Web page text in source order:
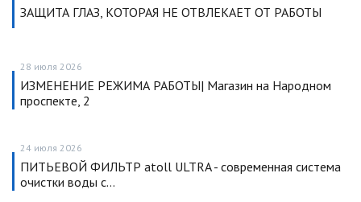
ЗАЩИТА ГЛАЗ, КОТОРАЯ НЕ ОТВЛЕКАЕТ ОТ РАБОТЫ
28 июля 2026
ИЗМЕНЕНИЕ РЕЖИМА РАБОТЫ| Магазин на Народном
проспекте, 2
24 июля 2026
ПИТЬЕВОЙ ФИЛЬТР atoll ULTRA - современная система
очистки воды с…